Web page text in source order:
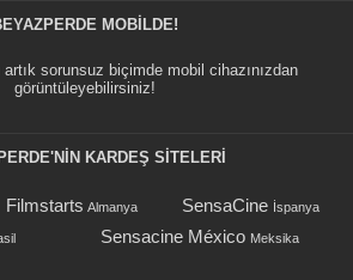
MOBILDE!
sorunsuz biçimde mobil cihazınızdan
görüntüleyebilirsiniz!
KARDEŞ SİTELERİ
Filmstarts Almanya SensaCine İspanya
Sensacine México Meksika